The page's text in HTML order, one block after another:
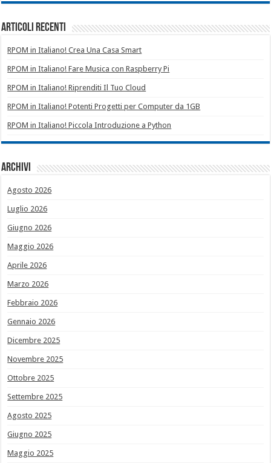
Articoli recenti
RPOM in Italiano! Crea Una Casa Smart
RPOM in Italiano! Fare Musica con Raspberry Pi
RPOM in Italiano! Riprenditi Il Tuo Cloud
RPOM in Italiano! Potenti Progetti per Computer da 1GB
RPOM in Italiano! Piccola Introduzione a Python
Archivi
Agosto 2026
Luglio 2026
Giugno 2026
Maggio 2026
Aprile 2026
Marzo 2026
Febbraio 2026
Gennaio 2026
Dicembre 2025
Novembre 2025
Ottobre 2025
Settembre 2025
Agosto 2025
Giugno 2025
Maggio 2025